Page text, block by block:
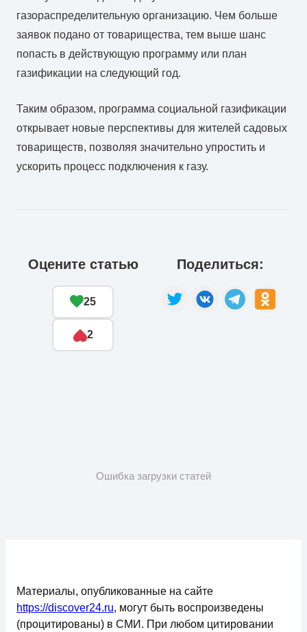
газораспределительную организацию. Чем больше
заявок подано от товарищества, тем выше шанс
попасть в действующую программу или план
газификации на следующий год.
Таким образом, программа социальной газификации
открывает новые перспективы для жителей садовых
товариществ, позволяя значительно упростить и
ускорить процесс подключения к газу.
Оцените статью
25
2
Поделиться:
Ошибка загрузки статей
Материалы, опубликованные на сайте
https://discover24.ru, могут быть воспроизведены
(процитированы) в СМИ. При любом цитировании